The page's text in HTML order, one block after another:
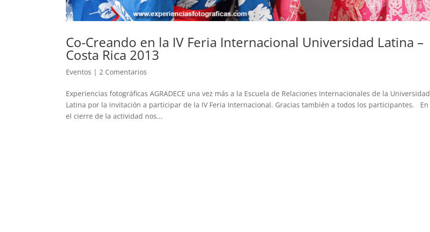
Co-Creando en la IV Feria Internacional Universidad Latina –
Costa Rica 2013
Eventos |2 Comentarios
Experiencias fotográficas AGRADECE una vez más a la Escuela de Relaciones Internacionales de la Universidad
Latina por la invitación a participar de la IV Feria Internacional. Gracias también a todos los participantes. En
el cierre de la actividad nos...